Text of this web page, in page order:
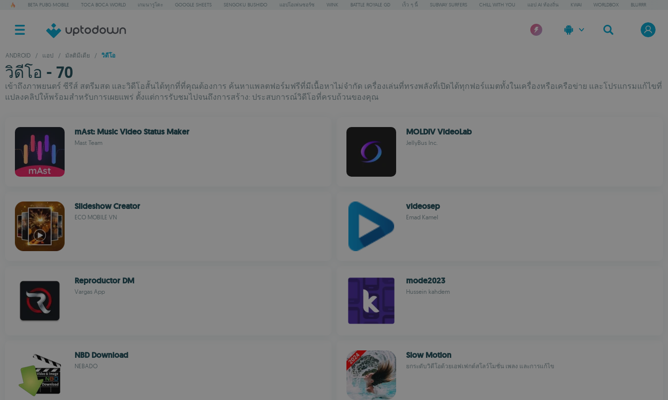
BETA PUBG MOBILE TOCA BOCA WORLD เกมนารูโตะ GOOGLE SHEETS SENGOKU BUSHIDO แอปโอเพ่นซอร์ซ WINK BATTLE ROYALE GD เร็ว ๆ นี้ SUBWAY SURFERS CHILL WITH YOU แอป AI ท้องถิ่น KWAI WORLDBOX BLURRR
ANDROID / แอป / มัลติมีเดีย / วิดีโอ
วิดีโอ - 70
เข้าถึงภาพยนตร์ ซีรีส์ สตรีมสด และวิดีโอสั้นได้ทุกที่ที่คุณต้องการ ค้นหาแพลตฟอร์มฟรีที่มีเนื้อหาไม่จำกัด เครื่องเล่นที่ทรงพลังที่เปิดได้ทุกฟอร์แมตทั้งในเครื่องหรือเครือข่าย และโปรแกรมแก้ไขที่
แปลงคลิปให้พร้อมสำหรับการเผยแพร่ ตั้งแต่การรับชมไปจนถึงการสร้าง: ประสบการณ์วิดีโอที่ครบถ้วนของคุณ
mAst: Music Video Status Maker
Mast Team
MOLDIV VideoLab
JellyBus Inc.
Slideshow Creator
ECO MOBILE VN
videosep
Emad Kamel
Reproductor DM
Vargas App
mode2023
Hussein kahdem
NBD Download
NEBADO
Slow Motion
ยกระดับวิดีโอด้วยเอฟเฟกต์สโลว์โมชั่น เพลง และการแก้ไข